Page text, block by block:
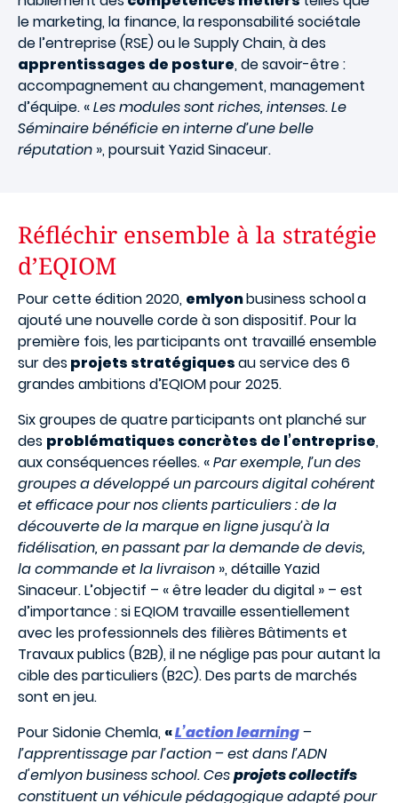
le marketing, la finance, la responsabilité sociétale
de l’entreprise (RSE) ou le Supply Chain, à des
apprentissages de posture, de savoir-être :
accompagnement au changement, management
d’équipe. «Les modules sont riches, intenses. Le
Séminaire bénéficie en interne d’une belle
réputation », poursuit Yazid Sinaceur.
Réfléchir ensemble à la stratégie
d’EQIOM
Pour cette édition 2020, emlyonbusiness schoola
ajouté une nouvelle corde à son dispositif. Pour la
première fois, les participants ont travaillé ensemble
sur desprojets stratégiquesau service des 6
grandes ambitions d’EQIOM pour 2025.
Six groupes de quatre participants ont planché sur
des problématiques concrètes de l’entreprise,
aux conséquences réelles. «Par exemple, l’un des
groupes a développé un parcours digital cohérent
et efficace pour nos clients particuliers : de la
découverte de la marque en ligne jusqu’à la
fidélisation, en passant par la demande de devis,
la commande et la livraison », détaille Yazid
Sinaceur. L’objectif – « être leader du digital » – est
d’importance : si EQIOM travaille essentiellement
avec les professionnels des filières Bâtiments et
Travaux publics (B2B), il ne néglige pas pour autant la
cible des particuliers (B2C). Des parts de marchés
sont en jeu.
Pour Sidonie Chemla, «L’action learning–
l’apprentissage par l’action – est dans l’ADN
d'emlyon business school. Cesprojets collectifs
constituent un véhicule pédagogique adapté pour